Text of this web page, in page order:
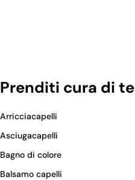
Prenditi cura di te
Arricciacapelli
Asciugacapelli
Bagno di colore
Balsamo capelli